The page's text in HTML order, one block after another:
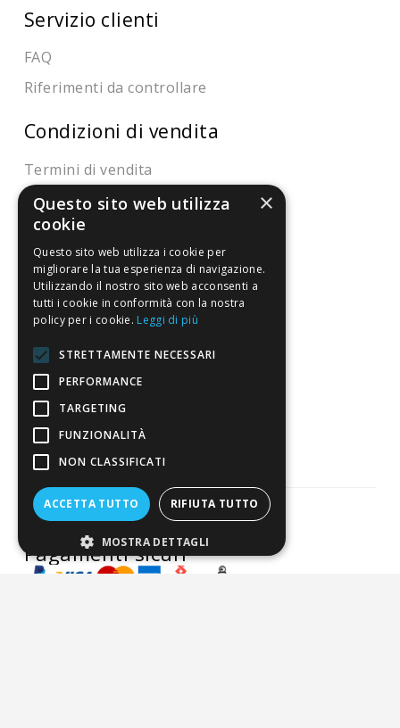
Servizio clienti
FAQ
Riferimenti da controllare
Condizioni di vendita
Termini di vendita
Spedizione
Pagamenti
Resi
4,7/5
3.818
Recensioni
Pagamenti sicuri
×
Questo sito web utilizza
cookie
Questo sito web utilizza i cookie per
migliorare la tua esperienza di navigazione.
Utilizzando il nostro sito web acconsenti a
tutti i cookie in conformità con la nostra
policy per i cookie. Leggi di più
STRETTAMENTE NECESSARI
PERFORMANCE
TARGETING
FUNZIONALITÀ
NON CLASSIFICATI
ACCETTA TUTTO RIFIUTA TUTTO
MOSTRA DETTAGLI